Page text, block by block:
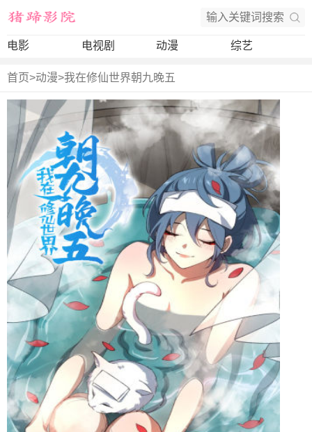
电影 电视剧 动漫 综艺
首页>动漫>我在修仙世界朝九晚五